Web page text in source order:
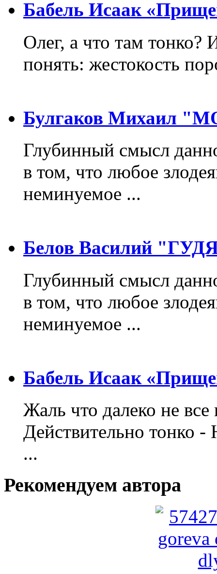
Бабель Исаак
Олег, а что там тонко?
понять: жестокость
Булгаков Михаил
Глубинный смысл
в том, что любое
неминуемое ...
Белов Василий
Глубинный смысл
в том, что любое
неминуемое ...
Бабель Исаак
Жаль что далеко не
Действительно тонко
...
Рекомендуем автора